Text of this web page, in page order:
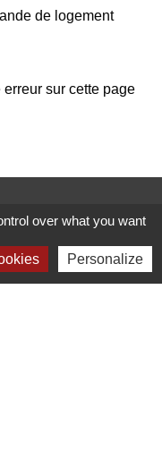
de logement
sur cette page
over what you want
Personalize